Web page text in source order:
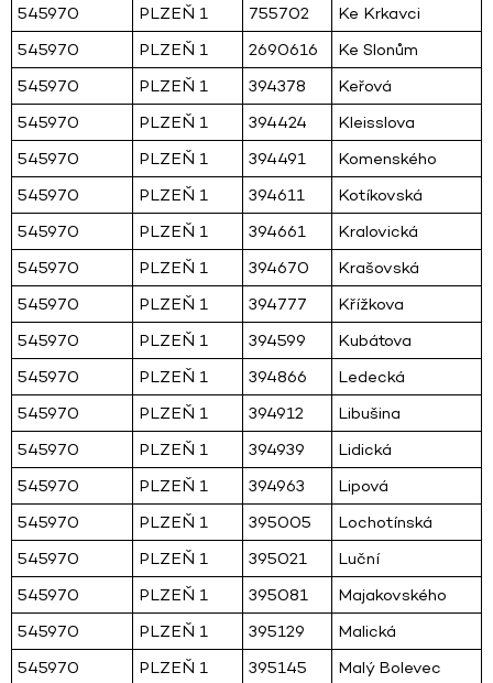
545970
PLZEŇ 1 755702
Ke Krkavci
545970
PLZEŇ 1 2690616
Ke Slonům
545970
PLZEŇ 1 394378
Keřová
545970
PLZEŇ 1 394424
Kleisslova
545970
PLZEŇ 1 394491
Komenského
545970
PLZEŇ 1 394611
Kotíkovská
545970
PLZEŇ 1 394661
Kralovická
545970
PLZEŇ 1 394670
Krašovská
545970
PLZEŇ 1 394777
Křížkova
545970
PLZEŇ 1 394599
Kubátova
545970
PLZEŇ 1 394866
Ledecká
545970
PLZEŇ 1 394912
Libušina
545970
PLZEŇ 1 394939
Lidická
545970
PLZEŇ 1 394963
Lipová
545970
PLZEŇ 1 395005
Lochotínská
545970
PLZEŇ 1 395021
Luční
545970
PLZEŇ 1 395081
Majakovského
545970
PLZEŇ 1 395129
Malická
545970
PLZEŇ 1 395145
Malý Bolevec